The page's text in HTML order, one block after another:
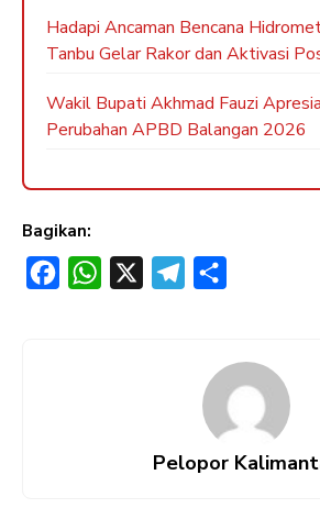
Hadapi Ancaman Bencana
Tanbu Gelar Rakor dan Aktivasi
Wakil Bupati Akhmad Fauzi
Perubahan APBD Balangan 2026
Bagikan:
W
a
r
e
Pelopor